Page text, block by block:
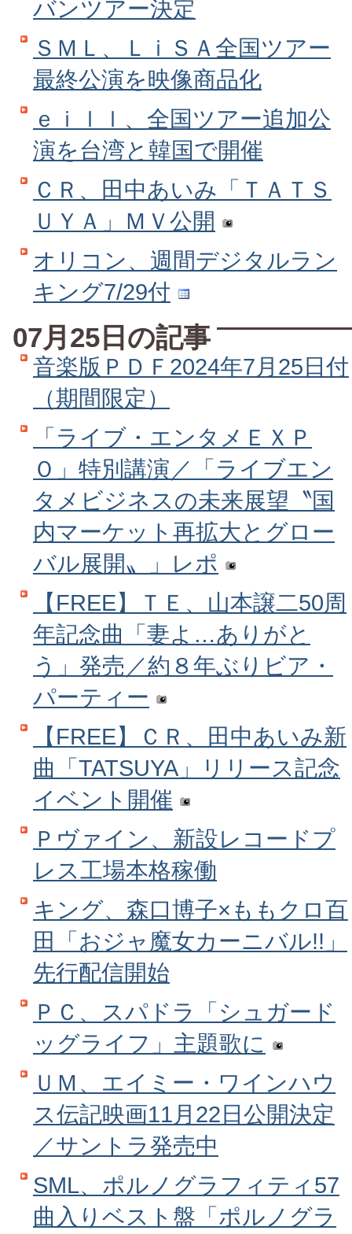
バンツアー決定
ＳＭＬ、ＬｉＳＡ全国ツアー
最終公演を映像商品化
ｅｉｌｌ、全国ツアー追加公
演を台湾と韓国で開催
ＣＲ、田中あいみ「ＴＡＴＳ
ＵＹＡ」ＭＶ公開
オリコン、週間デジタルラン
キング7/29付
07月25日の記事
音楽版ＰＤＦ2024年7月25日付
（期間限定）
「ライブ・エンタメＥＸＰ
Ｏ」特別講演／「ライブエン
タメビジネスの未来展望〝国
内マーケット再拡大とグロー
バル展開〟」レポ
【FREE】ＴＥ、山本譲二50周
年記念曲「妻よ…ありがと
う」発売／約８年ぶりビア・
パーティー
【FREE】ＣＲ、田中あいみ新
曲「TATSUYA」リリース記念
イベント開催
Ｐヴァイン、新設レコードプ
レス工場本格稼働
キング、森口博子×ももクロ百
田「おジャ魔女カーニバル!!」
先行配信開始
ＰＣ、スパドラ「シュガード
ッグライフ」主題歌に
ＵＭ、エイミー・ワインハウ
ス伝記映画11月22日公開決定
／サントラ発売中
SML、ポルノグラフィティ57
曲入りベスト盤「ポルノグラ